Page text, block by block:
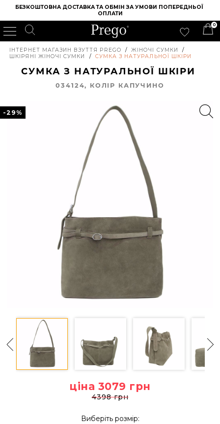
БЕЗКОШТОВНА ДОСТАВКА ТА ОБМІН ЗА УМОВИ ПОПЕРЕДНЬОЇ
ОПЛАТИ
0
ІНТЕРНЕТ МАГАЗИН ВЗУТТЯ PREGO / ЖІНОЧІ СУМКИ
/
ШКІРЯНІ ЖІНОЧІ СУМКИ
/ СУМКА З НАТУРАЛЬНОЇ ШКІРИ
СУМКА З НАТУРАЛЬНОЇ ШКІРИ
034124, КОЛIР КАПУЧИНО
-29%
ціна 3079 грн
4398 грн
Виберіть розмір: